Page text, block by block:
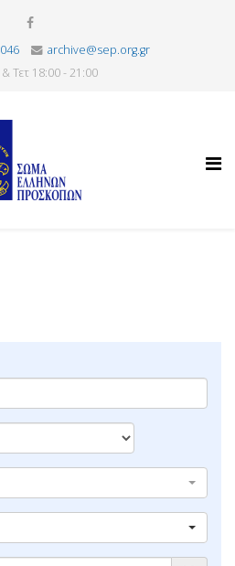
archive@sep.org.gr
Τετ 18:00 - 21:00